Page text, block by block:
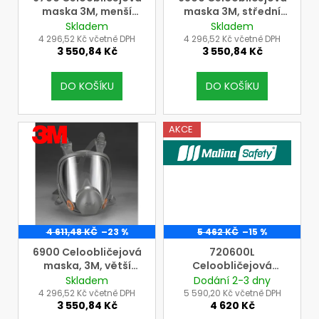
maska 3M, menší
velikost
Skladem
4 296,52 Kč včetně DPH
3 550,84 Kč
DO KOŠÍKU
maska 3M, střední
velikost
Skladem
4 296,52 Kč včetně DPH
3 550,84 Kč
DO KOŠÍKU
VÝROBCE
3M
4 611,48 KČ –23 %
6900 Celoobličejová
maska, 3M, větší
velikost
Skladem
4 296,52 Kč včetně DPH
3 550,84 Kč
AKCE
VÝROBCE MALINASAFETY
5 462 KČ –15 %
720600L
Celoobličejová
maska Shigematsu
CF02 - vel. L, pro
filtrační jednotku
Dodání 2-3 dny
5 590,20 Kč včetně DPH
4 620 Kč